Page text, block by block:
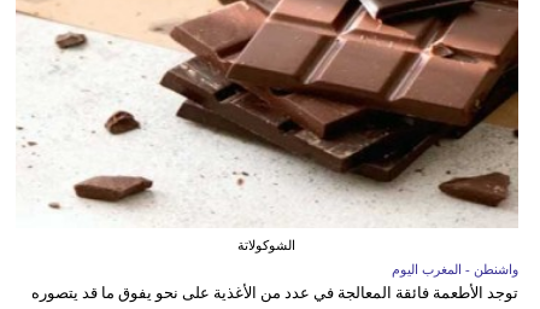
الشوكولاتة
واشنطن - المغرب اليوم
توجد الأطعمة فائقة المعالجة في عدد من الأغذية على نحو يفوق ما قد يتصوره